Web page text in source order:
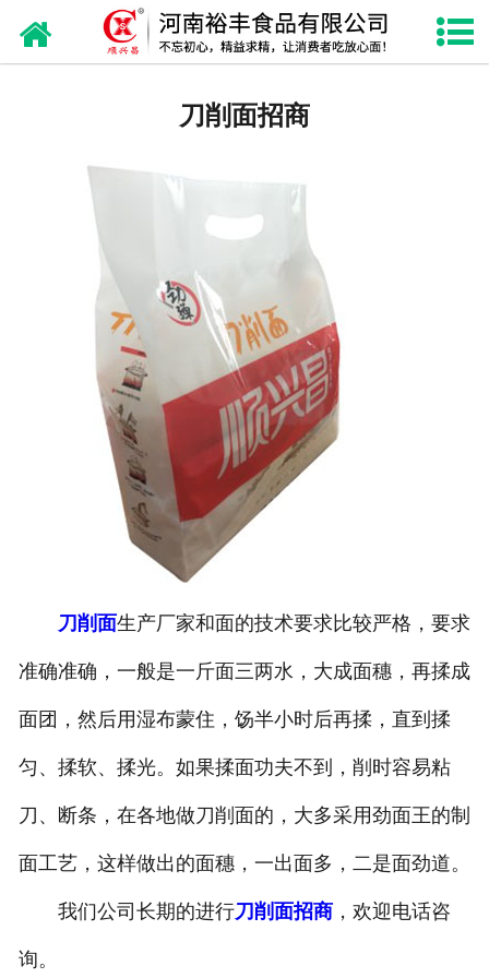
网站首页
面粉
糯米粉
礼品箱包装
刀削面招商
刀削面生产厂家和面的技术要求比较严格，要求
准确准确，一般是一斤面三两水，大成面穗，再揉成
面团，然后用湿布蒙住，饧半小时后再揉，直到揉
匀、揉软、揉光。如果揉面功夫不到，削时容易粘
刀、断条，在各地做刀削面的，大多采用劲面王的制
面工艺，这样做出的面穗，一出面多，二是面劲道。
我们公司长期的进行刀削面招商，欢迎电话咨
询。